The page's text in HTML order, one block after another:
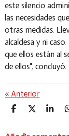
este silencio
las necesidades
otras medidas.
alcaldesa y ni
que ellos están al
de ellos", concluyó.
« Anterior
C
C
C